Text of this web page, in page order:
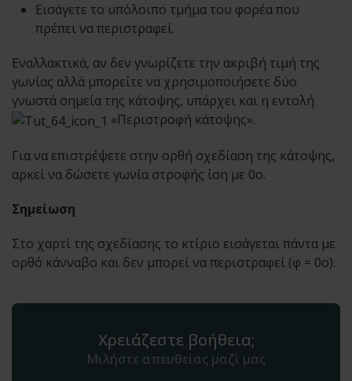
Εισάγετε το υπόλοιπο τμήμα του φορέα που
πρέπει να περιστραφεί.
Εναλλακτικά, αν δεν γνωρίζετε την ακριβή τιμή της
γωνίας αλλά μπορείτε να χρησιμοποιήσετε δύο
γνωστά σημεία της κάτοψης, υπάρχει και η εντολή
«Περιστροφή κάτοψης».
Για να επιστρέψετε στην ορθή σχεδίαση της κάτοψης,
αρκεί να δώσετε γωνία στροφής ίση με 0o.
Σημείωση
Στο χαρτί της σχεδίασης το κτίριο εισάγεται πάντα με
ορθό κάνναβο και δεν μπορεί να περιστραφεί (φ = 0o).
Χρειάζεστε βοήθεια;
Μιλήστε απευθείας μαζί μας